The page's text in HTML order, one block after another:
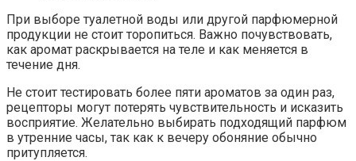
При выборе туалетной воды или другой парфюмерной
продукции не стоит торопиться. Важно почувствовать,
как аромат раскрывается на теле и как меняется в
течение дня.
Не стоит тестировать более пяти ароматов за один раз,
рецепторы могут потерять чувствительность и исказить
восприятие. Желательно выбирать подходящий парфюм
в утренние часы, так как к вечеру обоняние обычно
притупляется.